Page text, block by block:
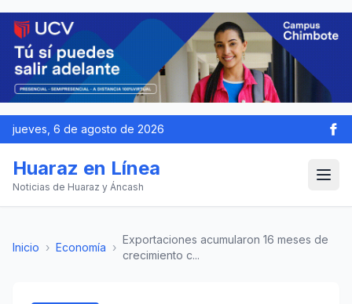
jueves, 6 de agosto de 2026
Huaraz en Línea
Noticias de Huaraz y Áncash
Inicio › Economía ›
Exportaciones acumularon 16 meses de
crecimiento c...